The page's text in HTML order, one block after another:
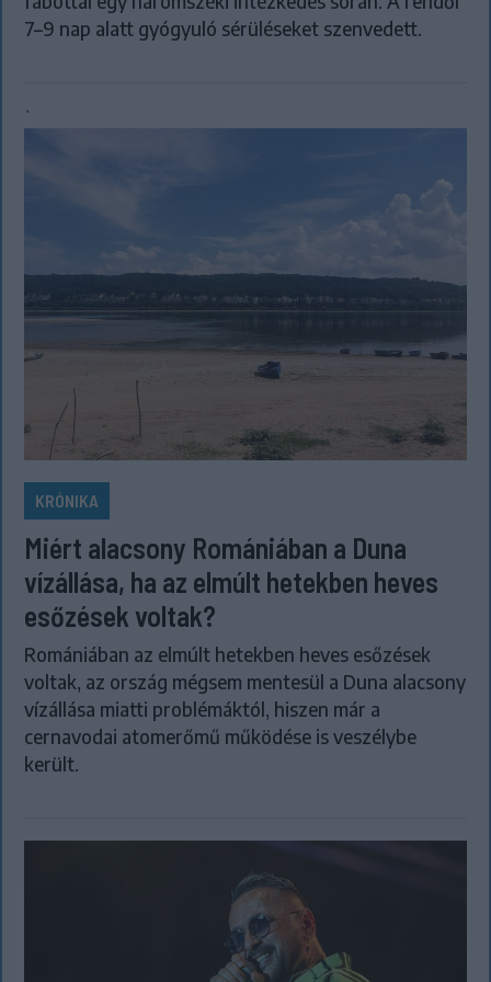
7–9 nap alatt gyógyuló sérüléseket szenvedett.
`
KRÓNIKA
Miért alacsony Romániában a Duna
vízállása, ha az elmúlt hetekben heves
esőzések voltak?
Romániában az elmúlt hetekben heves esőzések
voltak, az ország mégsem mentesül a Duna alacsony
vízállása miatti problémáktól, hiszen már a
cernavodai atomerőmű működése is veszélybe
került.